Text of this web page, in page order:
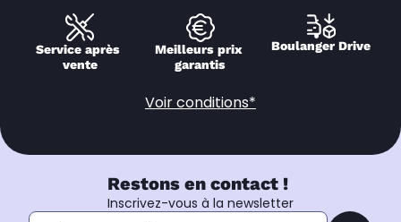
Service après
vente
Meilleurs prix
garantis
Boulanger Drive
Voir conditions*
Restons en contact !
Inscrivez-vous à la newsletter